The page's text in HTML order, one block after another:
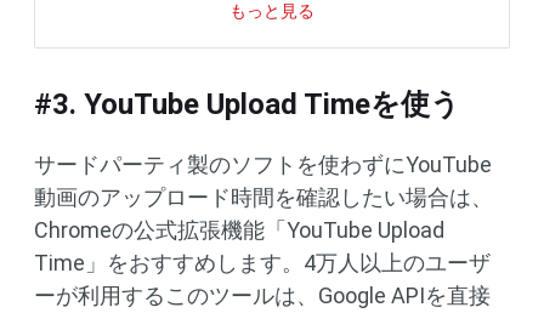
もっと見る
#3. YouTube Upload Timeを使う
サードパーティ製のソフトを使わずにYouTube
動画のアップロード時間を確認したい場合は、
Chromeの公式拡張機能「YouTube Upload
Time」をおすすめします。4万人以上のユーザ
ーが利用するこのツールは、Google APIを直接